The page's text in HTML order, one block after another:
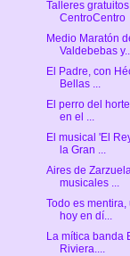
Talleres
CentroCentro
Medio Maratón
Valdebebas
El Padre, con
Bellas ...
El perro del
en el ...
El musical 'El
la Gran ...
Aires de
musicales ...
Todo es
hoy en dí...
La mítica banda
Riviera....